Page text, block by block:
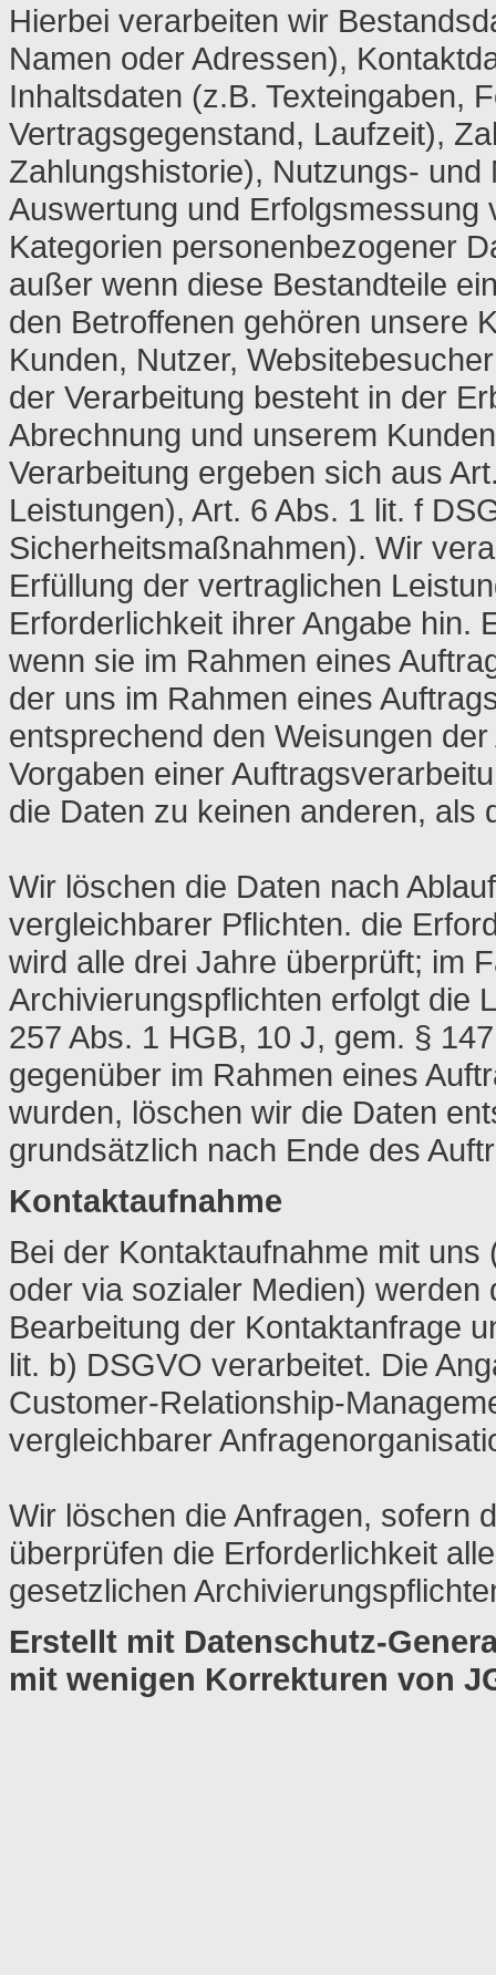
Hierbei verarbeiten wir
Namen oder Adressen),
Inhaltsdaten (z.B. Texteingaben,
Vertragsgegenstand, Laufzeit),
Zahlungshistorie), Nutzungs-
Auswertung und
Kategorien personenbezogener
außer wenn diese Bestandteile
den Betroffenen gehören unsere
Kunden, Nutzer,
der Verarbeitung besteht in der
Abrechnung und unserem
Verarbeitung ergeben sich aus
Leistungen), Art. 6 Abs. 1 lit. f
Sicherheitsmaßnahmen). Wir
Erfüllung der vertraglichen
Erforderlichkeit ihrer Angabe hin.
wenn sie im Rahmen eines
der uns im Rahmen eines
entsprechend den Weisungen
Vorgaben einer
die Daten zu keinen anderen,
Wir löschen die Daten nach
vergleichbarer Pflichten. die
wird alle drei Jahre überprüft; im
Archivierungspflichten erfolgt die
257 Abs. 1 HGB, 10 J, gem. §
gegenüber im Rahmen eines
wurden, löschen wir die Daten
grundsätzlich nach Ende des
Kontaktaufnahme
Bei der Kontaktaufnahme mit
oder via sozialer Medien)
Bearbeitung der Kontaktanfrage
lit. b) DSGVO verarbeitet. Die
Customer-Relationship-
vergleichbarer
Wir löschen die Anfragen, sofern
überprüfen die Erforderlichkeit
gesetzlichen
Erstellt mit Datenschutz-
mit wenigen Korrekturen von